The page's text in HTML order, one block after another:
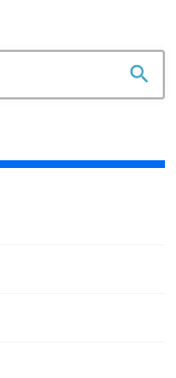
search